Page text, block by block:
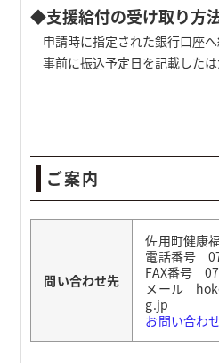
◆支援給付の受け取り方
申請時に指定された銀行口座
事前に振込予定日を記載した
ご案内
問い合わせ先
佐用町健康
電話番号
FAX番号
メール
g.jp
お問い合わせ